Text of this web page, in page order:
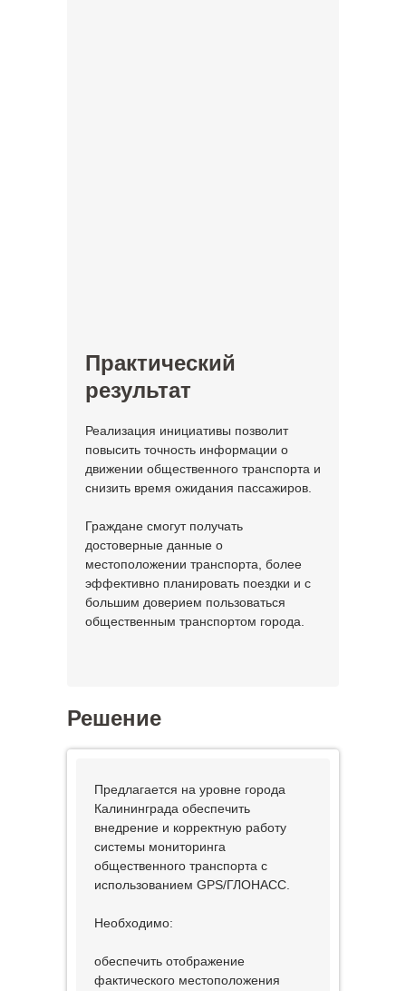
Практический
результат
Реализация инициативы позволит
повысить точность информации о
движении общественного транспорта и
снизить время ожидания пассажиров.
Граждане смогут получать
достоверные данные о
местоположении транспорта, более
эффективно планировать поездки и с
большим доверием пользоваться
общественным транспортом города.
Решение
Предлагается на уровне города
Калининграда обеспечить
внедрение и корректную работу
системы мониторинга
общественного транспорта с
использованием GPS/ГЛОНАСС.
Необходимо:
обеспечить отображение
фактического местоположения